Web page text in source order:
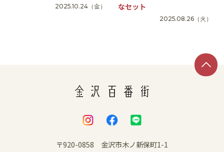
2025.10.24 （金）
なセット
2025.08.26 （火）
〒920-0858 金沢市木ノ新保町1-1